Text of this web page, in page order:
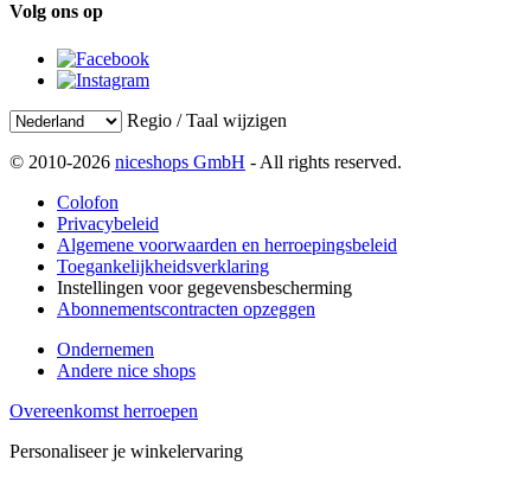
Volg ons op
Regio / Taal wijzigen
© 2010-2026 niceshops GmbH - All rights reserved.
Colofon
Privacybeleid
Algemene voorwaarden en herroepingsbeleid
Toegankelijkheidsverklaring
Instellingen voor gegevensbescherming
Abonnementscontracten opzeggen
Ondernemen
Andere nice shops
Overeenkomst herroepen
Personaliseer je winkelervaring